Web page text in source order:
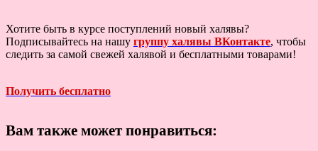
Хотите быть в курсе поступлений новый халявы?
Подписывайтесь на нашу группу халявы ВКонтакте, чтобы
следить за самой свежей халявой и бесплатными товарами!
Получить бесплатно
Вам также может понравиться: